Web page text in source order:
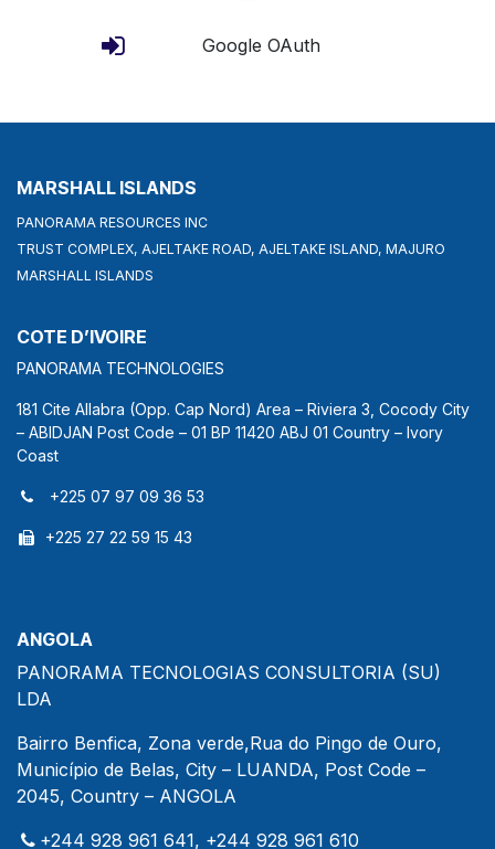
Google OAuth
MARSHALL ISLANDS
PANORAMA RESOURCES INC
TRUST COMPLEX, AJELTAKE ROAD, AJELTAKE ISLAND, MAJURO
MARSHALL ISLANDS
COTE D’IVOIRE
PANORAMA TECHNOLOGIES
181 Cite Allabra (Opp. Cap Nord) Area – Riviera 3, Cocody City
– ABIDJAN Post Code – 01 BP 11420 ABJ 01 Country – Ivory
Coast
+225 07 97 09 36 53
+225 27 22 59 15 43
ANGOLA
PANORAMA TECNOLOGIAS CONSULTORIA (SU)
LDA
Bairro Benfica, Zona verde,Rua do Pingo de Ouro,
Município de Belas, City – LUANDA, Post Code –
2045, Country – ANGOLA
+244 928 961 641, +244 928 961 610